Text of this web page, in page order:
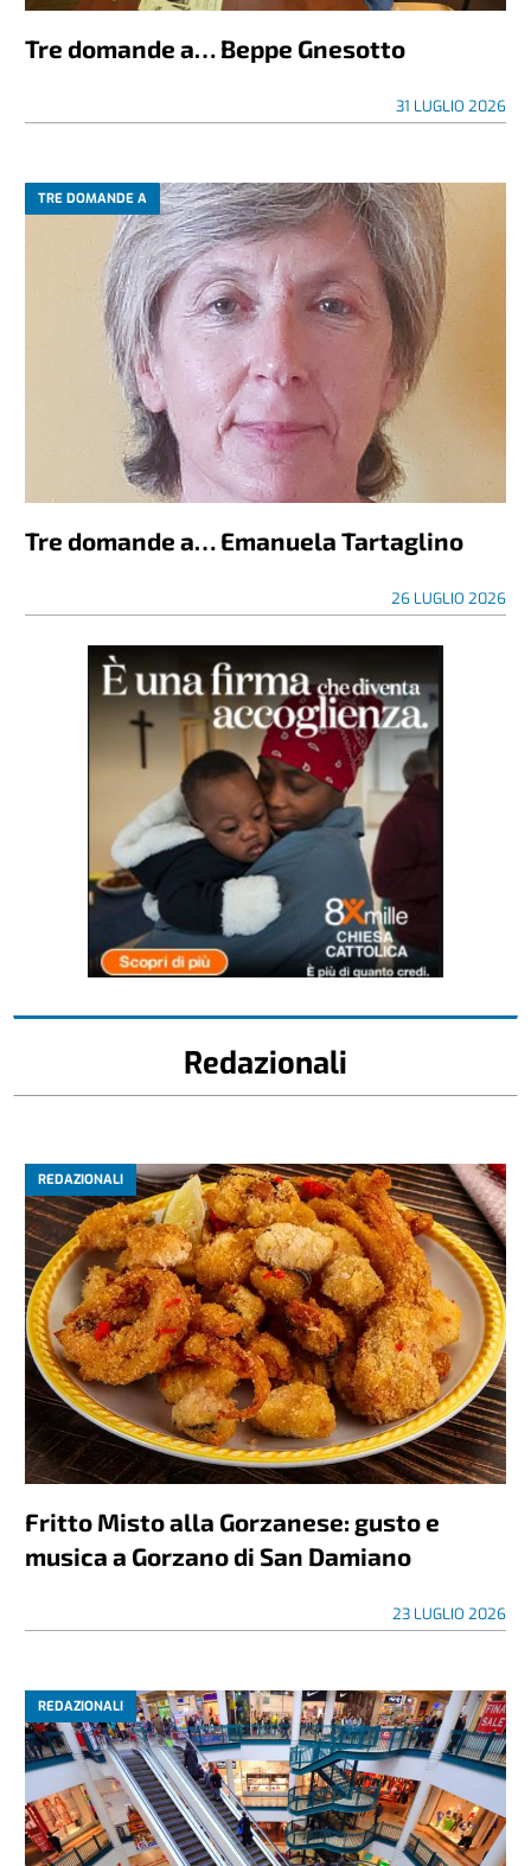
Tre domande a… Beppe Gnesotto
31 LUGLIO 2026
TRE DOMANDE A
Tre domande a… Emanuela Tartaglino
26 LUGLIO 2026
Redazionali
REDAZIONALI
Fritto Misto alla Gorzanese: gusto e
musica a Gorzano di San Damiano
23 LUGLIO 2026
REDAZIONALI